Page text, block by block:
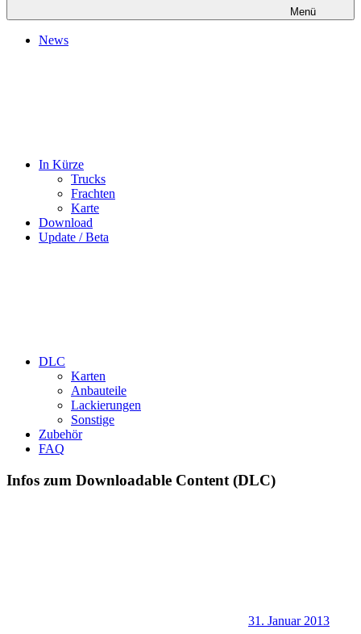
Menü
News
In Kürze
Trucks
Frachten
Karte
Download
Update / Beta
DLC
Karten
Anbauteile
Lackierungen
Sonstige
Zubehör
FAQ
Infos zum Downloadable Content (DLC)
31. Januar 2013